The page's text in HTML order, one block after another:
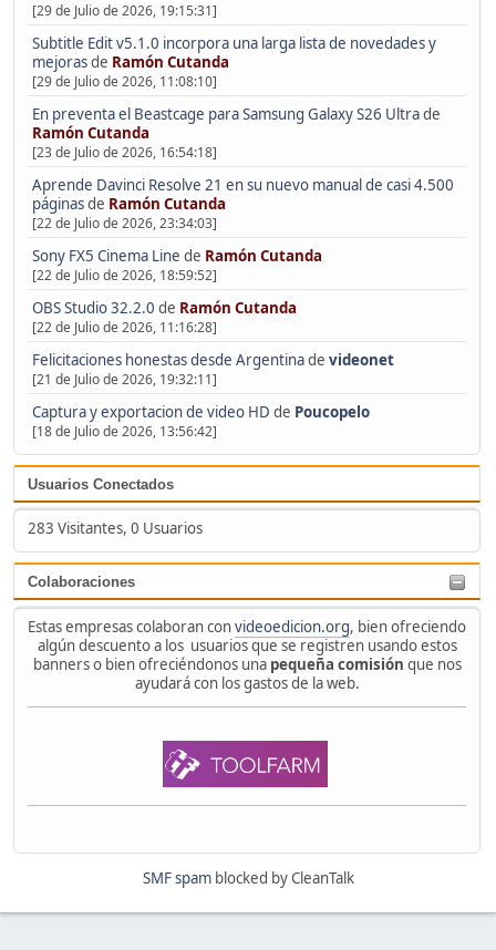
[29 de Julio de 2026, 19:15:31]
Subtitle Edit v5.1.0 incorpora una larga lista de novedades y
mejorasde Ramón Cutanda
[29 de Julio de 2026, 11:08:10]
En preventa el Beastcage para Samsung Galaxy S26 Ultrade
Ramón Cutanda
[23 de Julio de 2026, 16:54:18]
Aprende Davinci Resolve 21 en su nuevo manual de casi 4.500
páginasde Ramón Cutanda
[22 de Julio de 2026, 23:34:03]
Sony FX5 Cinema Line de Ramón Cutanda
[22 de Julio de 2026, 18:59:52]
OBS Studio 32.2.0 de Ramón Cutanda
[22 de Julio de 2026, 11:16:28]
Felicitaciones honestas desde Argentinade videonet
[21 de Julio de 2026, 19:32:11]
Captura y exportacion de video HD de Poucopelo
[18 de Julio de 2026, 13:56:42]
Usuarios Conectados
283 Visitantes, 0 Usuarios
Colaboraciones
Estas empresas colaboran convideoedicion.org, bien ofreciendo
algún descuento a los usuarios que se registren usando estos
banners o bien ofreciéndonos una pequeña comisión que nos
ayudará con los gastos de la web.
SMF spamblocked by CleanTalk